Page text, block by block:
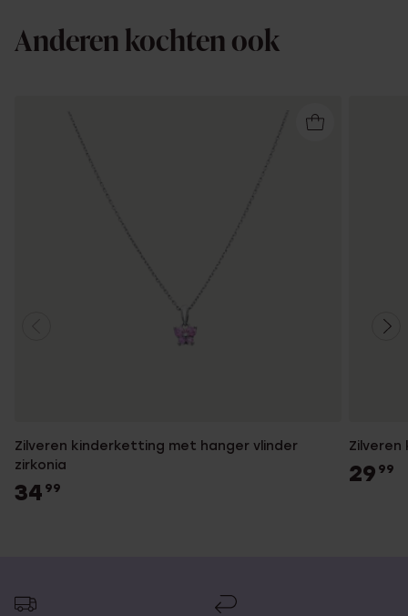
Anderen kochten ook
Zilveren kinderketting met hanger vlinder
zirkonia
34 99
29 99